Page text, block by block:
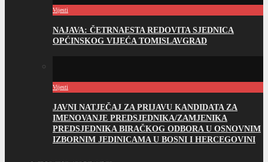
Vijesti
NAJAVA: ČETRNAESTA REDOVITA SJEDNICA
OPĆINSKOG VIJEĆA TOMISLAVGRAD
Vijesti
JAVNI NATJEČAJ ZA PRIJAVU KANDIDATA ZA
IMENOVANJE PREDSJEDNIKA/ZAMJENIKA
PREDSJEDNIKA BIRAČKOG ODBORA U OSNOVNIM
IZBORNIM JEDINICAMA U BOSNI I HERCEGOVINI